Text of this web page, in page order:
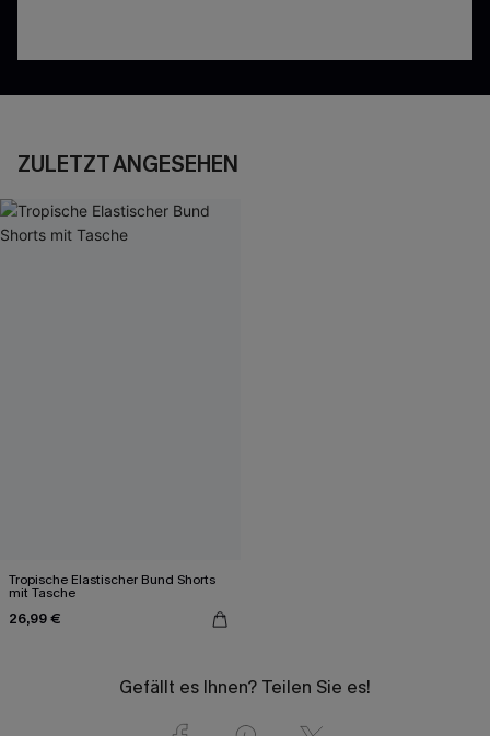
ZULETZT ANGESEHEN
Tropische Elastischer Bund Shorts
mit Tasche
26,99 €
Gefällt es Ihnen? Teilen Sie es!